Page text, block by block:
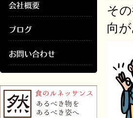
そ
向が